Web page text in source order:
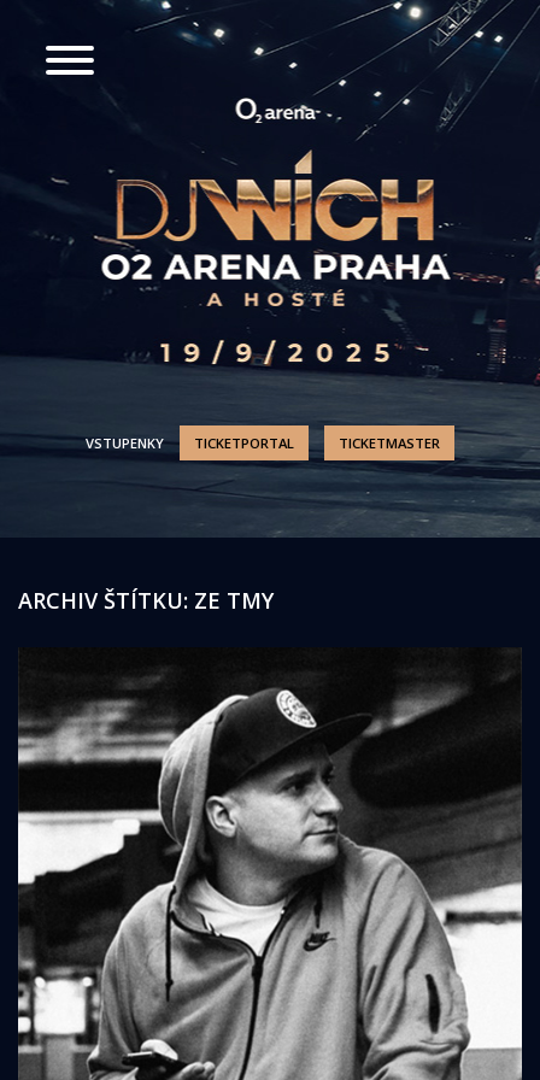
VSTUPENKY TICKETPORTAL TICKETMASTER
ARCHIV ŠTÍTKU: ZE TMY